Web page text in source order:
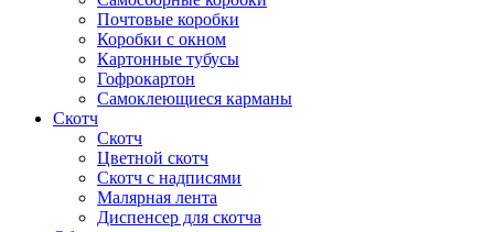
Почтовые коробки
Коробки с окном
Картонные тубусы
Гофрокартон
Самоклеющиеся карманы
Скотч
Скотч
Цветной скотч
Скотч с надписями
Малярная лента
Диспенсер для скотча